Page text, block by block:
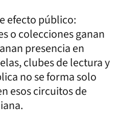
efecto público:
o colecciones ganan
presencia en
clubes de lectura y
no se forma solo
esos circuitos de